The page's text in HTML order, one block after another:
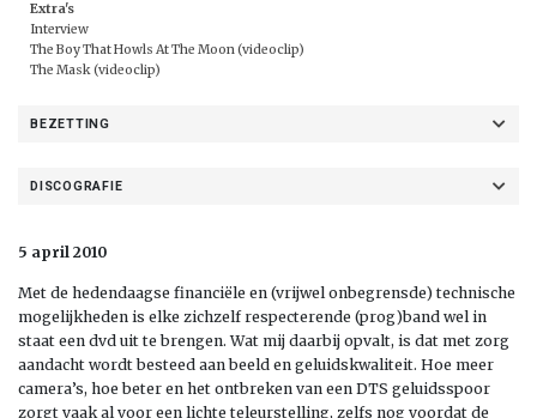
Extra's
Interview
The Boy That Howls At The Moon (videoclip)
The Mask (videoclip)
BEZETTING
DISCOGRAFIE
5 april 2010
Met de hedendaagse financiële en (vrijwel onbegrensde) technische
mogelijkheden is elke zichzelf respecterende (prog)band wel in
staat een dvd uit te brengen. Wat mij daarbij opvalt, is dat met zorg
aandacht wordt besteed aan beeld en geluidskwaliteit. Hoe meer
camera’s, hoe beter en het ontbreken van een DTS geluidsspoor
zorgt vaak al voor een lichte teleurstelling, zelfs nog voordat de